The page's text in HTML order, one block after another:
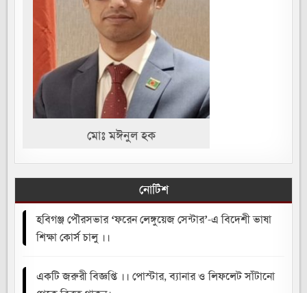
মোঃ মঈনুল হক
নোটিশ
হবিগঞ্জ পৌরসভার ‘ফরেন লেঙ্গুয়েজ সেন্টার’-এ বিদেশী ভাষা
শিক্ষা কোর্স চালু ।।
একটি জরুরী বিজ্ঞপ্তি ।। পোস্টার, ব্যানার ও লিফলেট সাঁটানো